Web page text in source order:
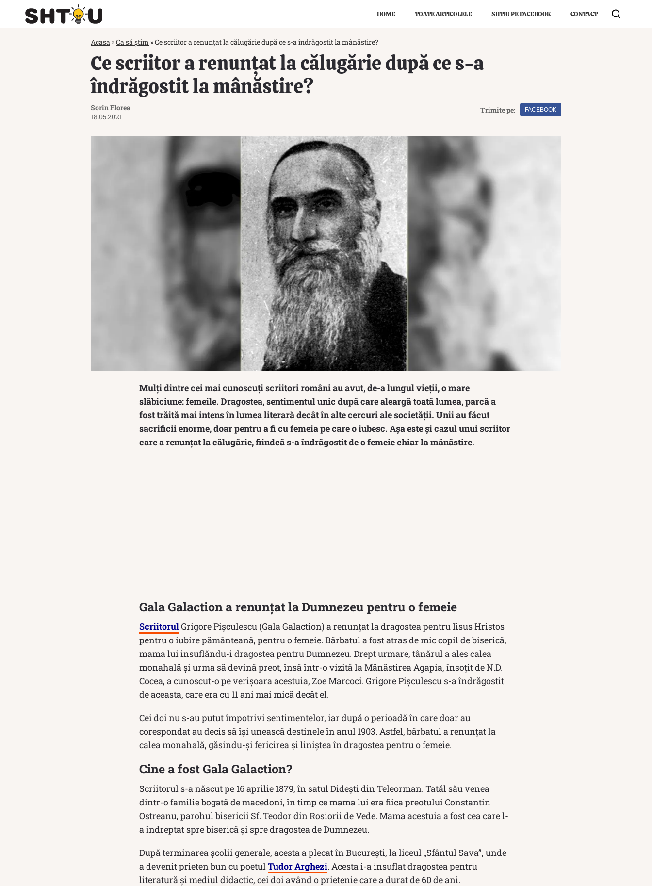
HOME TOATE ARTICOLELE SHTIU PE FACEBOOK CONTACT
Acasa »Ca să știm »Ce scriitor a renunțat la călugărie după ce s-a îndrăgostit la mânăstire?
Ce scriitor a renunțat la călugărie după ce s-a
îndrăgostit la mânăstire?
Sorin Florea
18.05.2021
Trimite pe: FACEBOOK
Mulți dintre cei mai cunoscuți scriitoriromâni au avut, de-a lungul vieții, o mare
slăbiciune: femeile. Dragostea, sentimentul unic după care aleargă toată lumea, parcă a
fost trăită mai intens în lumea literară decât în alte cercuri ale societății. Unii au făcut
sacrificii enorme, doar pentru a fi cu femeia pe care o iubesc. Așa este și cazul unui scriitor
care a renunțat la călugărie, fiindcă s-a îndrăgostit de o femeie chiar la mănăstire.
Gala Galaction a renunțat la Dumnezeu pentru o femeie
ScriitorulGrigore Pişculescu (Gala Galaction) a renunțat la dragostea pentru Iisus Hristos
pentru o iubire pământeană, pentru o femeie. Bărbatul a fost atras de mic copil de biserică,
mama lui insuflăndu-i dragostea pentru Dumnezeu. Drept urmare, tânărul a ales calea
monahală și urma să devină preot, însă într-o vizită la Mănăstirea Agapia, însoţit de N.D.
Cocea, a cunoscut-o pe verişoara acestuia, Zoe Marcoci. Grigore Pişculescu s-a îndrăgostit
de aceasta, care era cu 11 ani mai mică decât el.
Cei doi nu s-au putut împotrivi sentimentelor, iar după o perioadă în care doar au
corespondat au decis să își unească destinele în anul 1903. Astfel, bărbatul a renunțat la
calea monahală, găsindu-și fericirea și liniștea în dragostea pentru o femeie.
Cine a fost Gala Galaction?
Scriitorul s-a născut pe 16 aprilie 1879, în satul Dideşti din Teleorman. Tatăl său venea
dintr-o familie bogată de macedoni, în timp ce mama lui era fiica preotului Constantin
Ostreanu, parohul bisericii Sf. Teodor din Rosiorii de Vede. Mama acestuia a fost cea care l-
a îndreptat spre biserică și spre dragostea de Dumnezeu.
După terminarea școlii generale, acesta a plecat în București, la liceul „Sfântul Sava”, unde
a devenit prieten bun cu poetulTudor Arghezi. Acesta i-a insuflat dragostea pentru
literatură și mediul didactic, cei doi având o prietenie care a durat de 60 de ani.